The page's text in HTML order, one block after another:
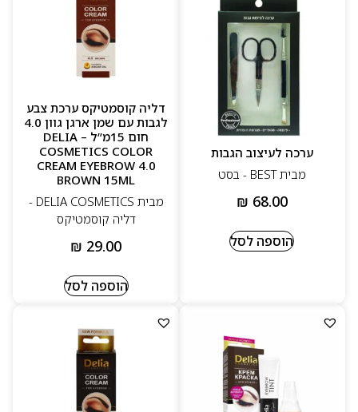
ערכה לעיצוב הגבות
מבית BEST - בסט
₪ 68.00
הוספה לסל
דליה קוסמטיקס ערכת צבע
לגבות עם שמן ארגן גוון 4.0
חום 15מ”ל – DELIA
COSMETICS COLOR
CREAM EYEBROW 4.0
BROWN 15ML
מבית DELIA COSMETICS -
דליה קוסמטיקס
₪ 29.00
הוספה לסל